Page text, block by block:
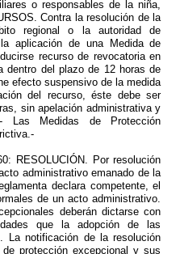
o responsables de la niña,
Contra la resolución de la
regional o la autoridad de
aplicación de una Medida de
recurso de revocatoria en
dentro del plazo de 12 horas de
efecto suspensivo de la medida
del recurso, éste debe ser
sin apelación administrativa y
Las Medidas de Protección
RESOLUCIÓN. Por resolución
administrativo emanado de la
declara competente, el
de un acto administrativo.
deberán dictarse con
que la adopción de las
La notificación de la resolución
protección excepcional y sus